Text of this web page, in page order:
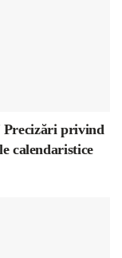
Precizări privind
calendaristice